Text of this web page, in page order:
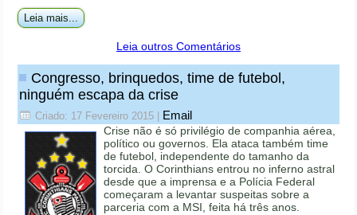
Leia mais...
Leia outros Comentários
Congresso, brinquedos, time de futebol,
ninguém escapa da crise
Criado: 17 Fevereiro 2015 Email
Crise não é só privilégio de companhia aérea,
político ou governos. Ela ataca também time
de futebol, independente do tamanho da
torcida. O Corinthians entrou no inferno astral
desde que a imprensa e a Polícia Federal
começaram a levantar suspeitas sobre a
parceria com a MSI, feita há três anos.